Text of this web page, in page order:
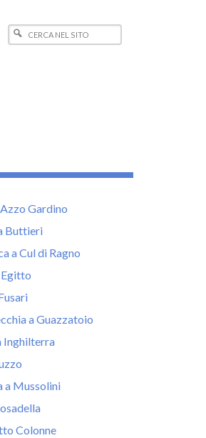
Gardino
Buttieri
a Cul di Ragno
Egitto
a Guazzatoio
Inghilterra
a Mussolini
Colonne